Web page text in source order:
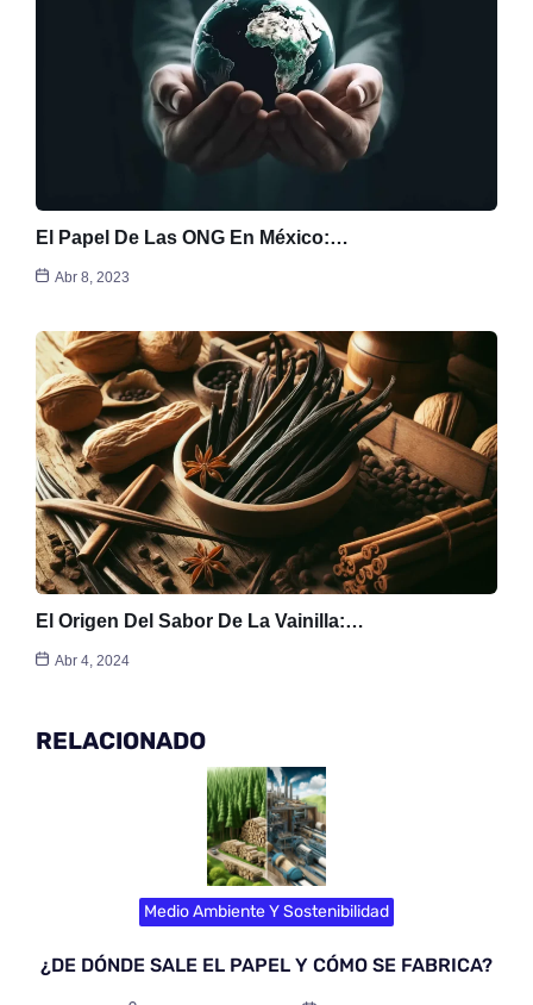
El Papel De Las ONG En México:…
Abr 8, 2023
El Origen Del Sabor De La Vainilla:…
Abr 4, 2024
RELACIONADO
Medio Ambiente Y Sostenibilidad
¿DE DÓNDE SALE EL PAPEL Y CÓMO SE FABRICA?